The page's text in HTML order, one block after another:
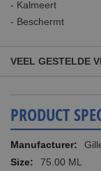
- Kalmeert
- Beschermt
VEEL GESTELDE
PRODUCT
Meer
informatie75.00 ML